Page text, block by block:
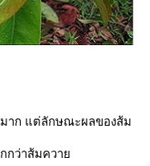
าก แต่ลักษณะผลของส้ม
กกว่าส้มควา